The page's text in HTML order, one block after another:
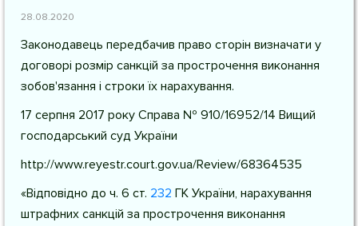
28.08.2020
Законодавець передбачив право сторін визначати у
договорі розмір санкцій за прострочення виконання
зобов'язання і строки їх нарахування.
17 серпня 2017 року Справа № 910/16952/14 Вищий
господарський суд України
http://www.reyestr.court.gov.ua/Review/68364535
«Відповідно до ч. 6 ст. 232 ГК України, нарахування
штрафних санкцій за прострочення виконання